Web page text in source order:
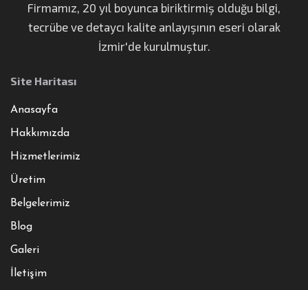
Firmamız, 20 yıl boyunca biriktirmiş olduğu bilgi,
tecrübe ve detaycı kalite anlayışının eseri olarak
İzmir'de kurulmuştur.
Site Haritası
Anasayfa
Hakkımızda
Hizmetlerimiz
Üretim
Belgelerimiz
Blog
Galeri
İletişim